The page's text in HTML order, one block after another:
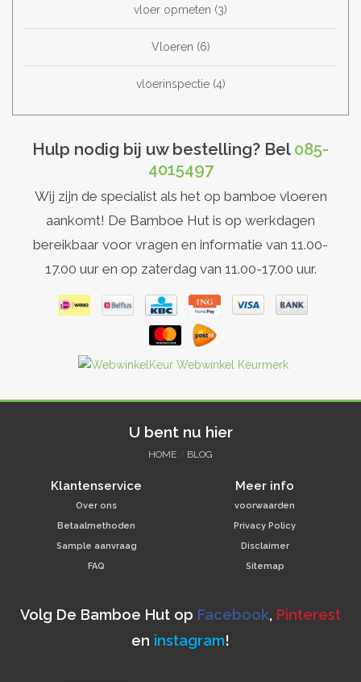
vloer opmeten (3)
Vloeren (6)
vloerinspectie (4)
Hulp nodig bij uw bestelling? Bel 085-
4015497
Wij zijn de specialist als het op bamboe vloeren
aankomt! De Bamboe Hut is op werkdagen
bereikbaar voor vragen en informatie van 11.00-
17.00 uur en op zaterdag van 11.00-17.00 uur.
U bent nu hier
HOME BLOG
Klantenservice
Over ons
Betaalmethoden
Sample aanvraag
FAQ
Meer info
voorwaarden
Privacy Policy
Disclaimer
Sitemap
Volg De Bamboe Hut op Facebook, Pinterest
en instagram!